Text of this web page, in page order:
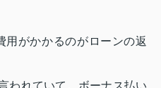
用がかかるのがローンの返